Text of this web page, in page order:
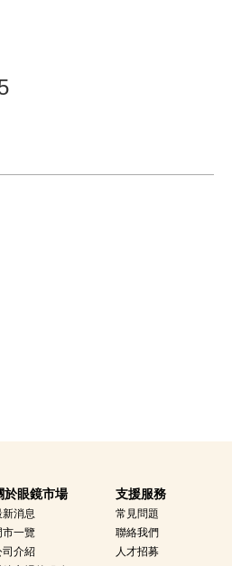
於眼鏡市場
新消息
市一覽
司介紹
支援服務
常見問題
聯絡我們
人才招募